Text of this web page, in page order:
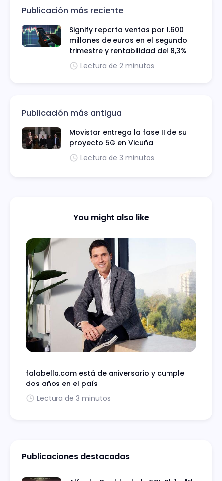
Publicación más reciente
Signify reporta ventas por 1.600
millones de euros en el segundo
trimestre y rentabilidad del 8,3%
Lectura de 2 minutos
Publicación más antigua
Movistar entrega la fase II de su
proyecto 5G en Vicuña
Lectura de 3 minutos
You might also like
falabella.com está de aniversario y cumple
dos años en el país
Lectura de 3 minutos
Publicaciones destacadas